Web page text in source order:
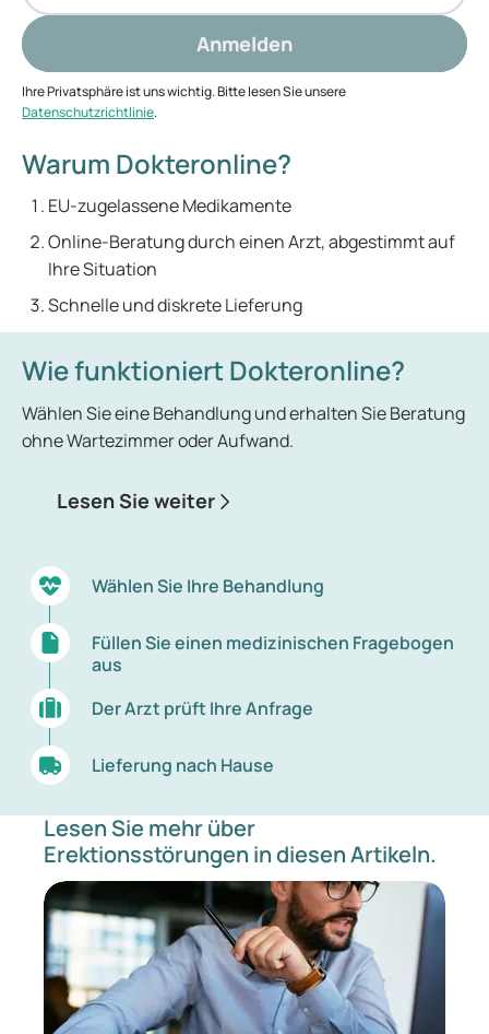
Anmelden
Ihre Privatsphäre ist uns wichtig. Bitte lesen Sie unsere
Datenschutzrichtlinie.
Warum Dokteronline?
EU-zugelassene Medikamente
Online-Beratung durch einen Arzt, abgestimmt auf
Ihre Situation
Schnelle und diskrete Lieferung
Wie funktioniert Dokteronline?
Wählen Sie eine Behandlung und erhalten Sie Beratung
ohne Wartezimmer oder Aufwand.
Lesen Sie weiter
Wählen Sie Ihre Behandlung
Füllen Sie einen medizinischen Fragebogen
aus
Der Arzt prüft Ihre Anfrage
Lieferung nach Hause
Lesen Sie mehr über
Erektionsstörungen in diesen Artikeln.